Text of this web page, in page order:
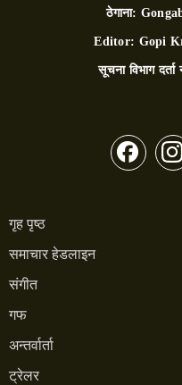
ठेगाना:
Editor: Gopi
सूचना विभाग दर्ता
गृह पृष्ठ
समाचार हेडलाइन
संगीत
गफ
अन्तर्वार्ता
ट्रेलर